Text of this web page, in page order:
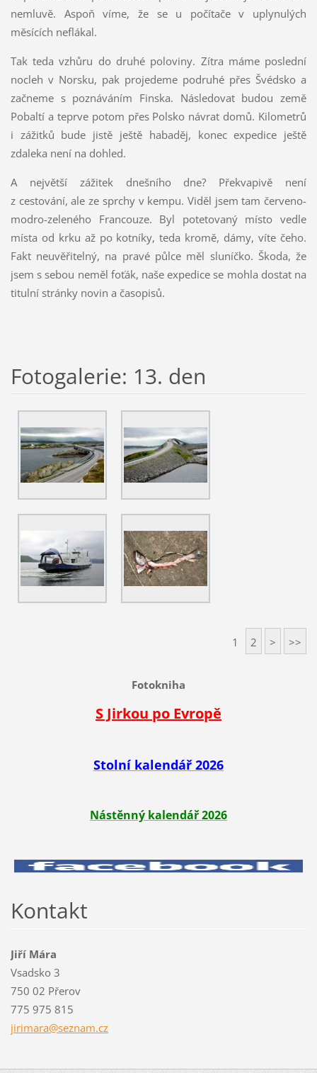
nemluvě. Aspoň víme, že se u počítače v uplynulých
měsících neflákal.
Tak teda vzhůru do druhé poloviny. Zítra máme poslední
nocleh v Norsku, pak projedeme podruhé přes Švédsko a
začneme s poznáváním Finska. Následovat budou země
Pobaltí a teprve potom přes Polsko návrat domů. Kilometrů
i zážitků bude jistě ještě habaděj, konec expedice ještě
zdaleka není na dohled.
A největší zážitek dnešního dne? Překvapivě není
z cestování, ale ze sprchy v kempu. Viděl jsem tam červeno-
modro-zeleného Francouze. Byl potetovaný místo vedle
místa od krku až po kotníky, teda kromě, dámy, víte čeho.
Fakt neuvěřitelný, na pravé půlce měl sluníčko. Škoda, že
jsem s sebou neměl foťák, naše expedice se mohla dostat na
titulní stránky novin a časopisů.
Fotogalerie: 13. den
1 2 > >>
Fotokniha
S Jirkou po Evropě
Stolní kalendář 2026
Nástěnný kalendář 2026
Kontakt
Jiří Mára
Vsadsko 3
750 02 Přerov
775 975 815
jirimara@seznam.cz